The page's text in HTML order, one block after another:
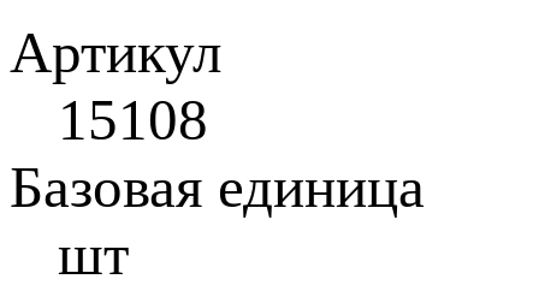
Артикул
15108
Базовая единица
шт